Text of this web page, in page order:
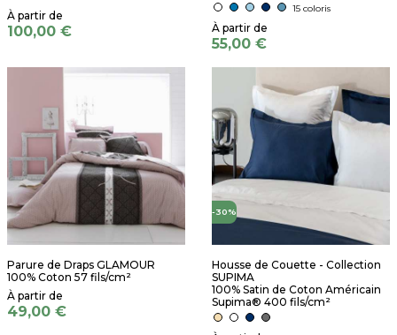
100,00 €
15 coloris
55,00 €
Parure de Draps GLAMOUR
100% Coton 57 fils/cm²
49,00 €
-30%
Housse de Couette - Collection
SUPIMA
100% Satin de Coton Américain
Supima® 400 fils/cm²